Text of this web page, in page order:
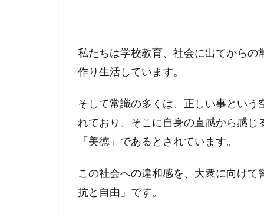
私たちは学校教育、社会に出てから
作り生活しています。
そして常識の多くは、正しい事とい
れており、そこに自身の直感から感
「美徳」であるとされています。
この社会への違和感を、大衆に向け
抗と自由」です。